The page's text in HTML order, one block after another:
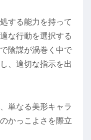
する能力を持って
な行動を選択する
陰謀が渦巻く中で
、適切な指示を出
単なる美形キャラ
かっこよさを際立